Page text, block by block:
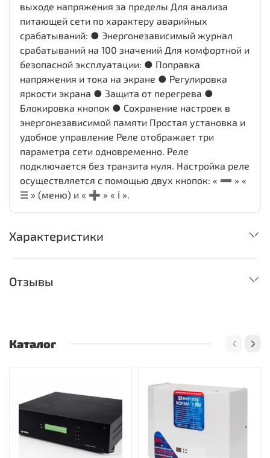
выходе напряжения за пределы Для анализа
питающей сети по характеру аварийных
срабатываний: ● Энергонезависимый журнал
срабатываний на 100 значений Для комфортной и
безопасной эксплуатации: ● Поправка
напряжения и тока на экране ● Регулировка
яркости экрана ● Защита от перегрева ●
Блокировка кнопок ● Сохранение настроек в
энергонезависимой памяти Простая установка и
удобное управление Реле отображает три
параметра сети одновременно. Реле
подключается без транзита нуля. Настройка реле
осуществляется с помощью двух кнопок: « ➖ » «
☰ » (меню) и « ➕ » « ℹ️ ».
Характеристики
Отзывы
Каталог